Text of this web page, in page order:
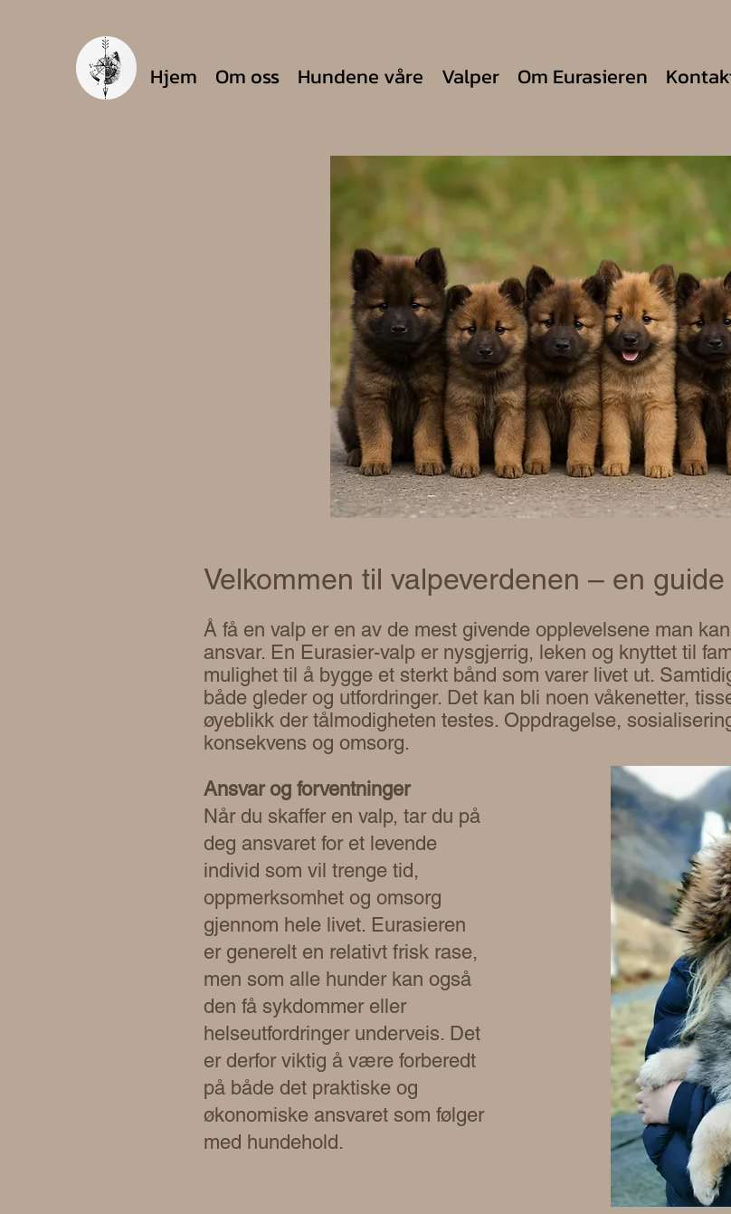
Hjem Om oss Hundene våre Valper Om Eurasieren
Velkommen til valpeverdenen – en
Å få en valp er en av de mest givende opplevelsene man
ansvar. En Eurasier-valp er nysgjerrig, leken og knyttet til
mulighet til å bygge et sterkt bånd som varer livet ut.
både gleder og utfordringer. Det kan bli noen våkenetter,
øyeblikk der tålmodigheten testes. Oppdragelse,
konsekvens og omsorg.
Ansvar og forventninger
Når du skaffer en valp, tar du på
deg ansvaret for et levende
individ som vil trenge tid,
oppmerksomhet og omsorg
gjennom hele livet. Eurasieren
er generelt en relativt frisk rase,
men som alle hunder kan også
den få sykdommer eller
helseutfordringer underveis. Det
er derfor viktig å være forberedt
på både det praktiske og
økonomiske ansvaret som følger
med hundehold.